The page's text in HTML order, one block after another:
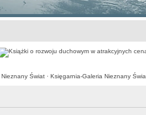
Nieznany Świat· Księgarnia-Galeria Nieznany